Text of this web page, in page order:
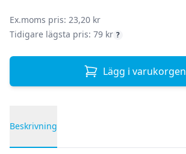
Ex.moms pris: 23,20 kr
Tidigare lägsta pris: 79 kr ?
Lägg i varukorgen
Beskrivning